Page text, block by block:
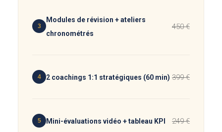
3
Modules de révision + ateliers
chronométrés
450 €
4 2 coachings 1:1 stratégiques (60 min) 399 €
5 Mini-évaluations vidéo + tableau KPI 249 €